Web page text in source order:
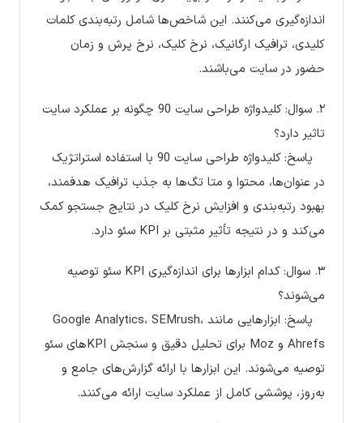
اندازه‌گیری می‌کنند. این شاخص‌ها شامل رتبه‌بندی کلمات
کلیدی، ترافیک ارگانیک، نرخ کلیک، نرخ پرش و زمان
حضور در سایت می‌باشند.
۲. سوال: کلیدواژه طراحی سایت 90 چگونه بر عملکرد سایت
تاثیر دارد؟
پاسخ: کلیدواژه طراحی سایت 90 با استفاده استراتژیک
در عنوان‌ها، محتوا و متا تگ‌ها به جذب ترافیک هدفمند،
بهبود رتبه‌بندی و افزایش نرخ کلیک در نتایج جستجو کمک
می‌کند و در نتیجه تأثیر مثبتی بر KPI سئو دارد.
۳. سوال: کدام ابزارها برای اندازه‌گیری KPI سئو توصیه
می‌شوند؟
پاسخ: ابزارهایی مانند Google Analytics، SEMrush،
Ahrefs و Moz برای تحلیل دقیق و سنجش KPIهای سئو
توصیه می‌شوند. این ابزارها با ارائه گزارش‌های جامع و
به‌روز، پوششی کامل از عملکرد سایت ارائه می‌کنند.